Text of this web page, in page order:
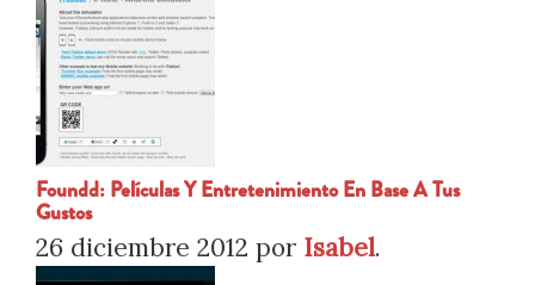
Foundd: Películas Y Entretenimiento En Base A Tus
Gustos
26 diciembre 2012 por Isabel.